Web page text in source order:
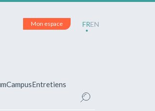
Mon espace FREN
CampusEntretiens